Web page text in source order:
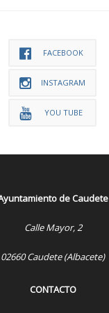
FACEBOOK
INSTAGRAM
YOU TUBE
de Caudete
Calle Mayor, 2
02660 Caudete (Albacete)
CONTACTO